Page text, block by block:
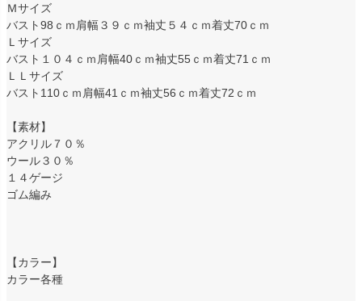
Ｍサイズ
バスト98ｃｍ肩幅３９ｃｍ袖丈５４ｃｍ着丈70ｃｍ
Ｌサイズ
バスト１０４ｃｍ肩幅40ｃｍ袖丈55ｃｍ着丈71ｃｍ
ＬＬサイズ
バスト110ｃｍ肩幅41ｃｍ袖丈56ｃｍ着丈72ｃｍ
【素材】
アクリル７０％
ウール３０％
１４ゲージ
ゴム編み
【カラー】
カラー各種